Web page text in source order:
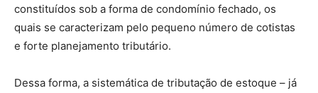
constituídos sob a forma de condomínio fechado, os
quais se caracterizam pelo pequeno número de cotistas
e forte planejamento tributário.
Dessa forma, a sistemática de tributação de estoque – já